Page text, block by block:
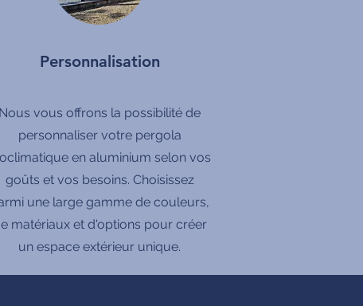
Personnalisation
Nous vous offrons la possibilité de
personnaliser votre pergola
en aluminium selon vos
goûts et vos besoins. Choisissez
une large gamme de couleurs,
matériaux et d'options pour créer
un espace extérieur unique.